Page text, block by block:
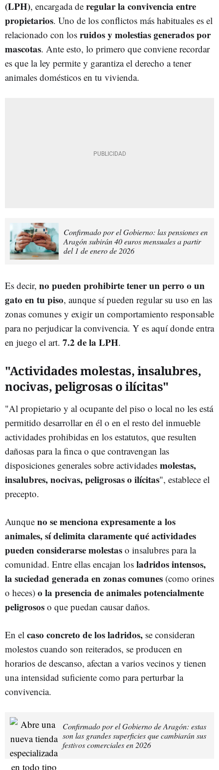
(LPH), encargada de regular la convivencia entre
propietarios. Uno de los conflictos más habituales es el
relacionado con los ruidos y molestias generados por
mascotas. Ante esto, lo primero que conviene recordar
es que la ley permite y garantiza el derecho a tener
animales domésticos en tu vivienda.
Confirmado por el Gobierno: las pensiones en
Aragón subirán 40 euros mensuales a partir
del 1 de enero de 2026
Es decir, no pueden prohibirte tener un perro o un
gato en tu piso, aunque sí pueden regular su uso en las
zonas comunes y exigir un comportamiento responsable
para no perjudicar la convivencia. Y es aquí donde entra
en juego el art. 7.2 de la LPH.
"Actividades molestas, insalubres,
nocivas, peligrosas o ilícitas"
"Al propietario y al ocupante del piso o local no les está
permitido desarrollar en él o en el resto del inmueble
actividades prohibidas en los estatutos, que resulten
dañosas para la finca o que contravengan las
disposiciones generales sobre actividades molestas,
insalubres, nocivas, peligrosas o ilícitas", establece el
precepto.
Aunque no se menciona expresamente a los
animales, sí delimita claramente qué actividades
pueden considerarse molestas o insalubres para la
comunidad. Entre ellas encajan los ladridos intensos,
la suciedad generada en zonas comunes (como orines
o heces) o la presencia de animales potencialmente
peligrosos o que puedan causar daños.
En el caso concreto de los ladridos, se consideran
molestos cuando son reiterados, se producen en
horarios de descanso, afectan a varios vecinos y tienen
una intensidad suficiente como para perturbar la
convivencia.
Confirmado por el Gobierno de Aragón: estas
son las grandes superficies que cambiarán sus
festivos comerciales en 2026